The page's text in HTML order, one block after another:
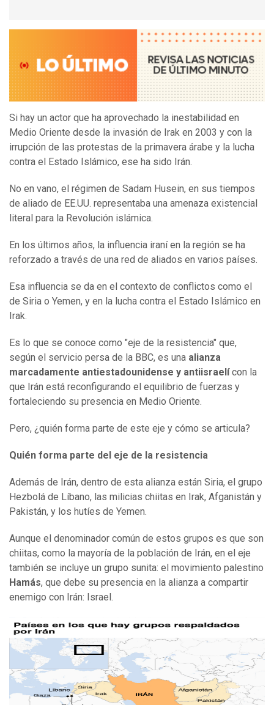
Si hay un actor que ha aprovechado la inestabilidad en
Medio Oriente desde la invasión de Irak en 2003 y con la
irrupción de las protestas de la primavera árabe y la lucha
contra el Estado Islámico, ese ha sido Irán.
No en vano, el régimen de Sadam Husein, en sus tiempos
de aliado de EE.UU. representaba una amenaza existencial
literal para la Revolución islámica.
En los últimos años, la influencia iraní en la región se ha
reforzado a través de una red de aliados en varios países.
Esa influencia se da en el contexto de conflictos como el
de Siria o Yemen, y en la lucha contra el Estado Islámico en
Irak.
Es lo que se conoce como "eje de la resistencia" que,
según el servicio persa de la BBC, es una alianza
marcadamente antiestadounidense y antiisraelícon la
que Irán está reconfigurando el equilibrio de fuerzas y
fortaleciendo su presencia en Medio Oriente.
Pero, ¿quién forma parte de este eje y cómo se articula?
Quién forma parte del eje de la resistencia
Además de Irán, dentro de esta alianza están Siria, el grupo
Hezbolá de Líbano, las milicias chiitas en Irak, Afganistán y
Pakistán, y los hutíes de Yemen.
Aunque el denominador común de estos grupos es que son
chiitas, como la mayoría de la población de Irán, en el eje
también se incluye un grupo sunita: el movimiento palestino
Hamás, que debe su presencia en la alianza a compartir
enemigo con Irán: Israel.